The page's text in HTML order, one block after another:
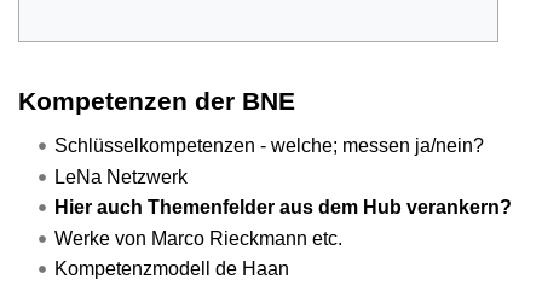
Kompetenzen der BNE
Schlüsselkompetenzen - welche; messen ja/nein?
LeNa Netzwerk
Hier auch Themenfelder aus dem Hub verankern?
Werke von Marco Rieckmann etc.
Kompetenzmodell de Haan